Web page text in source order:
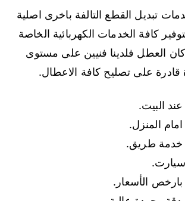
تبديل القطع التالفة باخرى اصلية
كافة الخدمات الكهربائية الخاصة
كان العطل فلدينا فنيين على مستوى
قادرة على تصليح كافة الاعطال.
البيت.
المنزل.
خدمة طريق.
سيارت.
الأسعار.